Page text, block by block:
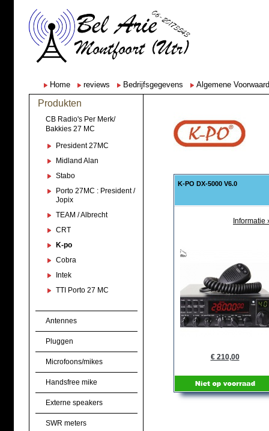
Home reviews Bedrijfsgegevens Algemene
Produkten
CB Radio's Per Merk/
Bakkies 27 MC
President 27MC
Midland Alan
Stabo
Porto 27MC : President /
Jopix
TEAM / Albrecht
CRT
K-po
Cobra
Intek
TTI Porto 27 MC
Antennes
Pluggen
Microfoons/mikes
Handsfree mike
Externe speakers
SWR meters
K-PO DX-5000 V6.0
Informatie
€ 210,00